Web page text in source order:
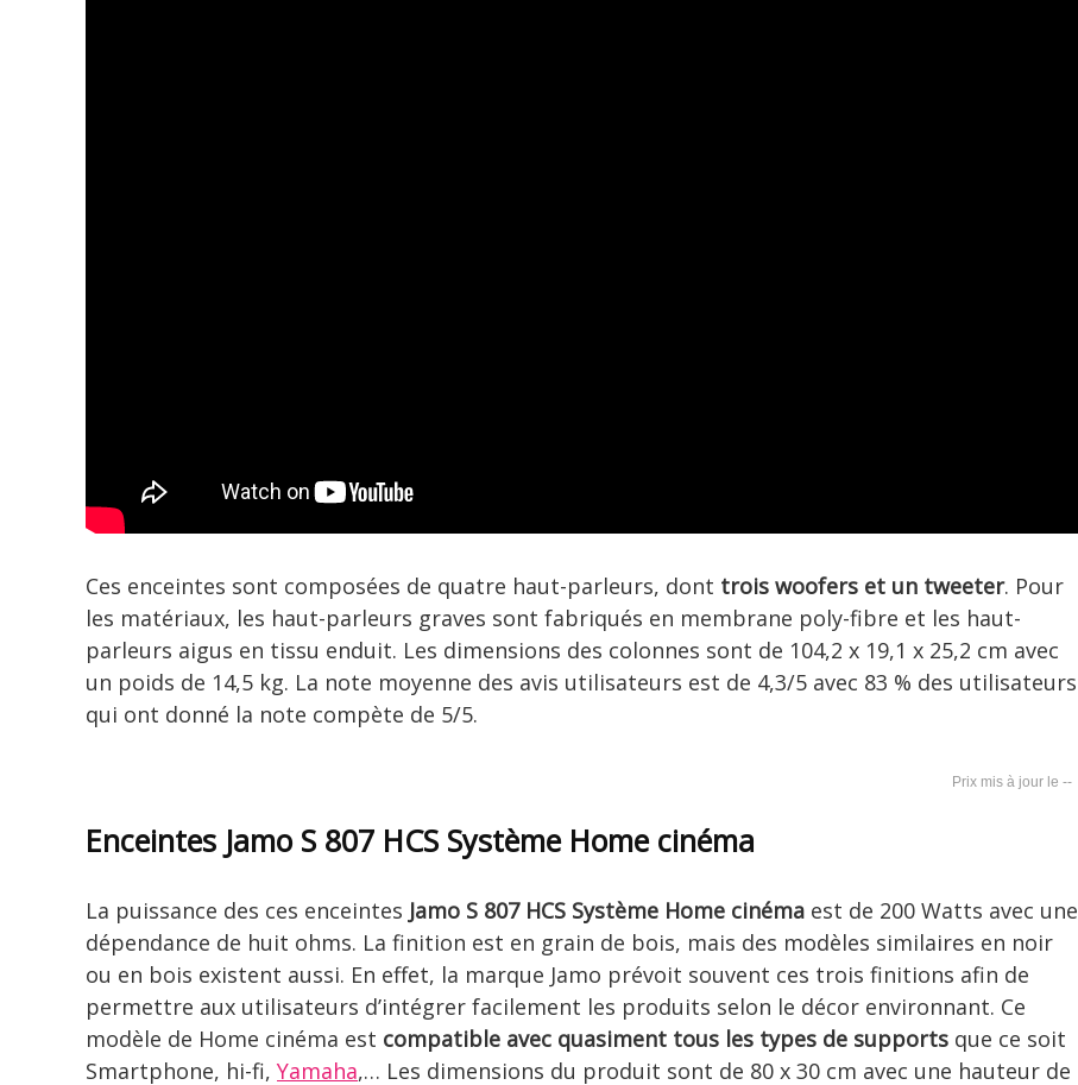
Ces enceintes sont composées de quatre haut-parleurs, dont trois woofers et un tweeter. Pour
les matériaux, les haut-parleurs graves sont fabriqués en membrane poly-fibre et les haut-
parleurs aigus en tissu enduit. Les dimensions des colonnes sont de 104,2 x 19,1 x 25,2 cm avec
un poids de 14,5 kg. La note moyenne des avis utilisateurs est de 4,3/5 avec 83 % des utilisateurs
qui ont donné la note compète de 5/5.
--
Enceintes Jamo S 807 HCS Système Home cinéma
La puissance des ces enceintes Jamo S 807 HCS Système Home cinéma est de 200 Watts avec une
dépendance de huit ohms. La finition est en grain de bois, mais des modèles similaires en noir
ou en bois existent aussi. En effet, la marque Jamo prévoit souvent ces trois finitions afin de
permettre aux utilisateurs d’intégrer facilement les produits selon le décor environnant. Ce
modèle de Home cinéma est compatible avec quasiment tous les types de supports que ce soit
Smartphone, hi-fi, Yamaha,… Les dimensions du produit sont de 80 x 30 cm avec une hauteur de